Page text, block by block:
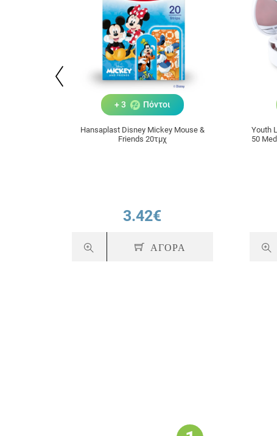
+ 3 Πόντοι
Hansaplast Disney Mickey Mouse &
Friends 20τμχ
3.42€
ΑΓΟΡΑ
Youth
50